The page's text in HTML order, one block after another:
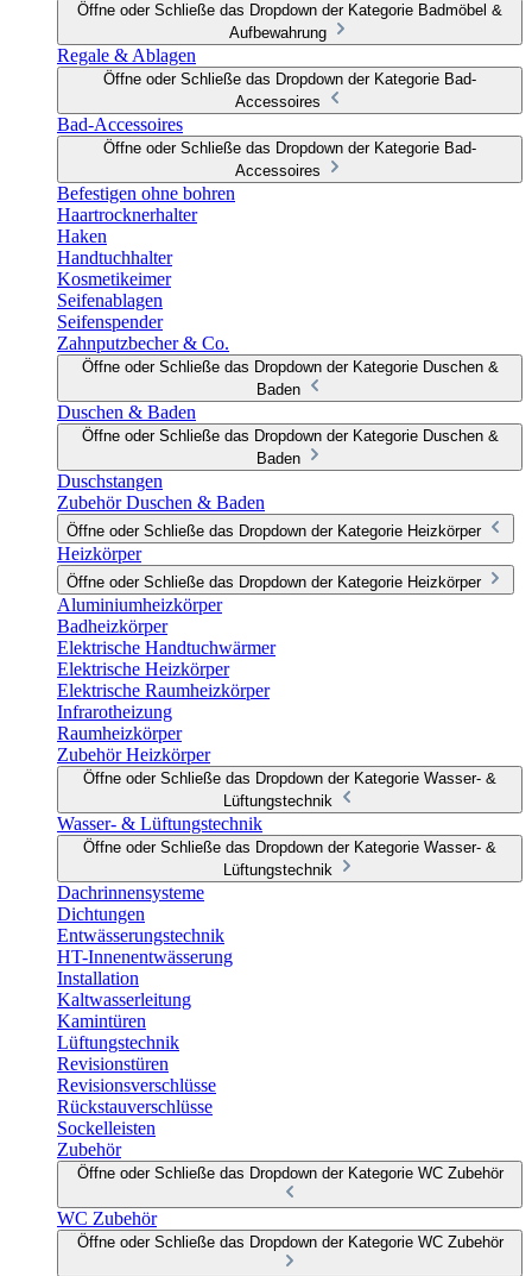
Öffne oder Schließe das Dropdown der Kategorie Badmöbel &
Aufbewahrung
Regale & Ablagen
Öffne oder Schließe das Dropdown der Kategorie Bad-
Accessoires
Bad-Accessoires
Öffne oder Schließe das Dropdown der Kategorie Bad-
Accessoires
Befestigen ohne bohren
Haartrocknerhalter
Haken
Handtuchhalter
Kosmetikeimer
Seifenablagen
Seifenspender
Zahnputzbecher & Co.
Öffne oder Schließe das Dropdown der Kategorie Duschen &
Baden
Duschen & Baden
Öffne oder Schließe das Dropdown der Kategorie Duschen &
Baden
Duschstangen
Zubehör Duschen & Baden
Öffne oder Schließe das Dropdown der Kategorie Heizkörper
Heizkörper
Öffne oder Schließe das Dropdown der Kategorie Heizkörper
Aluminiumheizkörper
Badheizkörper
Elektrische Handtuchwärmer
Elektrische Heizkörper
Elektrische Raumheizkörper
Infrarotheizung
Raumheizkörper
Zubehör Heizkörper
Öffne oder Schließe das Dropdown der Kategorie Wasser- &
Lüftungstechnik
Wasser- & Lüftungstechnik
Öffne oder Schließe das Dropdown der Kategorie Wasser- &
Lüftungstechnik
Dachrinnensysteme
Dichtungen
Entwässerungstechnik
HT-Innenentwässerung
Installation
Kaltwasserleitung
Kamintüren
Lüftungstechnik
Revisionstüren
Revisionsverschlüsse
Rückstauverschlüsse
Sockelleisten
Zubehör
Öffne oder Schließe das Dropdown der Kategorie WC Zubehör
WC Zubehör
Öffne oder Schließe das Dropdown der Kategorie WC Zubehör